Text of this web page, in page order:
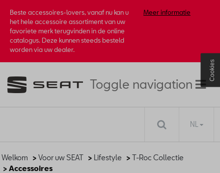
Beste accessoires-lovers, vanaf nu kan u
het hele accessoire assortiment van uw
favoriete merk terugvinden in de online
catalogus. Deze kunnen steeds besteld
worden via uw dealer.
Meer informatie
Toggle navigation
NL
Welkom > Voor uw SEAT > Lifestyle > T-Roc Collectie
> Accessoires
Cookies